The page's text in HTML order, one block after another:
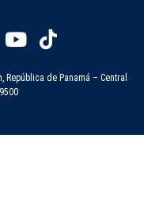
República de Panamá – Central